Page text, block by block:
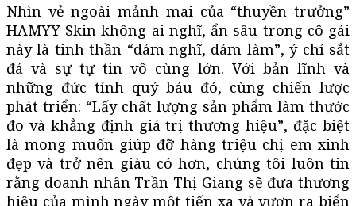
Nhìn vẻ ngoài mảnh mai của “thuyền trưởng”
HAMYY Skin không ai nghĩ, ẩn sâu trong cô gái
này là tinh thần “dám nghĩ, dám làm”, ý chí sắt
đá và sự tự tin vô cùng lớn. Với bản lĩnh và
những đức tính quý báu đó, cùng chiến lược
phát triển: “Lấy chất lượng sản phẩm làm thước
đo và khẳng định giá trị thương hiệu”, đặc biệt
là mong muốn giúp đỡ hàng triệu chị em xinh
đẹp và trở nên giàu có hơn, chúng tôi luôn tin
rằng doanh nhân Trần Thị Giang sẽ đưa thương
hiệu của mình ngày một tiến xa và vươn ra biển